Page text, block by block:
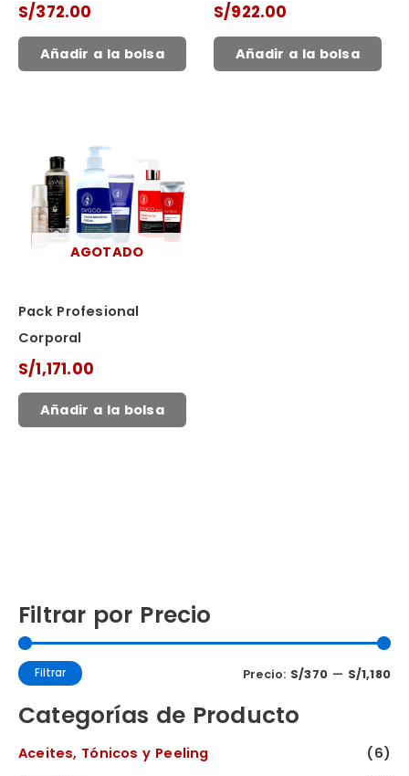
Filtrar por Precio
Filtrar Precio: S/370 — S/1,180
Categorías de Producto
Aceites, Tónicos y Peeling
(6)
S/372.00
Añadir a la bolsa
S/922.00
Añadir a la bolsa
AGOTADO
Pack Profesional
Corporal
S/1,171.00
Añadir a la bolsa